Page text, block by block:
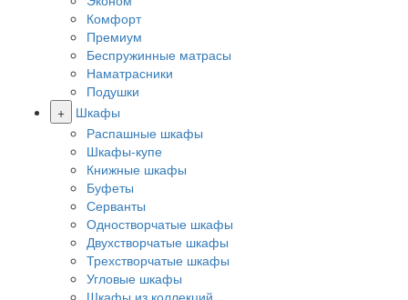
Комфорт
Премиум
Беспружинные матрасы
Наматрасники
Подушки
+
Шкафы
Распашные шкафы
Шкафы-купе
Книжные шкафы
Буфеты
Серванты
Одностворчатые шкафы
Двухстворчатые шкафы
Трехстворчатые шкафы
Угловые шкафы
Шкафы из коллекций